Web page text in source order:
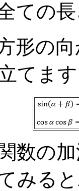
ての
形の
てま
数の
みる